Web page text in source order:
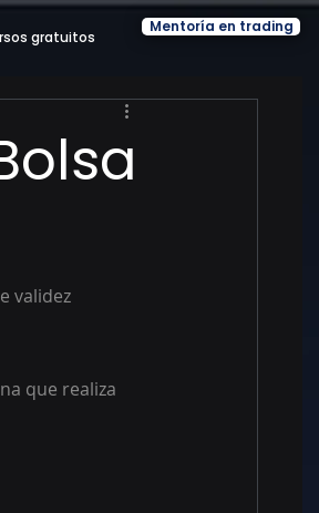
gratuitos
Mentoría en trading
validez
que realiza